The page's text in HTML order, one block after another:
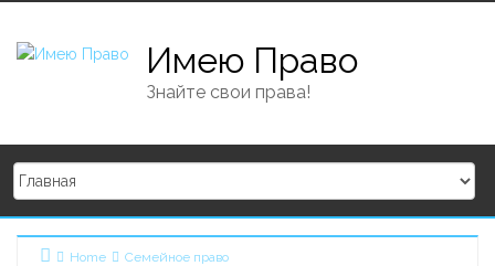
Имею Право
Знайте свои права!
Home
Семейное право